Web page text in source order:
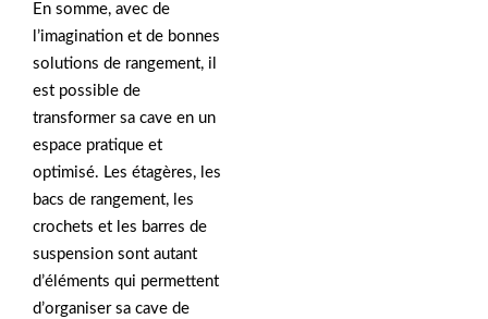
En somme, avec de
l’imagination et de bonnes
solutions de rangement, il
est possible de
transformer sa cave en un
espace pratique et
optimisé. Les étagères, les
bacs de rangement, les
crochets et les barres de
suspension sont autant
d’éléments qui permettent
d’organiser sa cave de